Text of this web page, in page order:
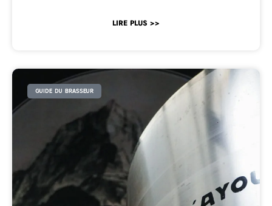
LIRE PLUS >>
GUIDE DU BRASSEUR